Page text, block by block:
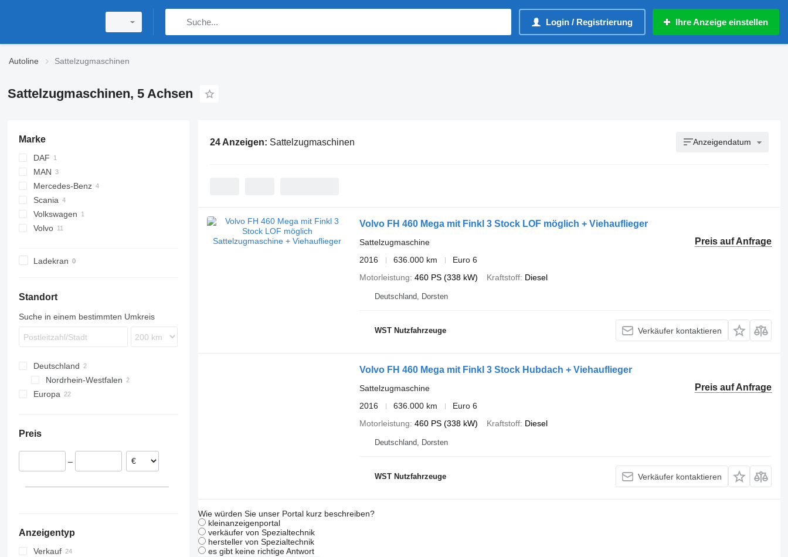
Login / Registrierung Ihre Anzeige einstellen
Autoline Sattelzugmaschinen
Sattelzugmaschinen, 5 Achsen
Marke
DAF
XF
MAN
TGS
TGX
Mercedes-Benz
Actros
Arocs
Scania
P-series
R-series
Volkswagen
Crafter
Volvo
FM
Ladekran
Standort
Suche in einem bestimmten Umkreis
Deutschland
Nordrhein-Westfalen
Recklinghausen
Europa
Portugal
Polen
Preis
–
Anzeigentyp
Verkauf
24 Anzeigen: Sattelzugmaschinen Anzeigendatum
Volvo FH 460 Mega mit Finkl 3 Stock LOF möglich + Viehauflieger
Preis auf Anfrage
Sattelzugmaschine
2016
636.000 km
Euro 6
Motorleistung 460 PS (338 kW) Kraftstoff Diesel
Deutschland, Dorsten
WST Nutzfahrzeuge Verkäufer kontaktieren
Volvo FH 460 Mega mit Finkl 3 Stock Hubdach + Viehauflieger
Preis auf Anfrage
Sattelzugmaschine
2016
636.000 km
Euro 6
Motorleistung 460 PS (338 kW) Kraftstoff Diesel
Deutschland, Dorsten
WST Nutzfahrzeuge Verkäufer kontaktieren
Wie würden Sie unser Portal kurz beschreiben?
kleinanzeigenportal
verkäufer von Spezialtechnik
hersteller von Spezialtechnik
es gibt keine richtige Antwort